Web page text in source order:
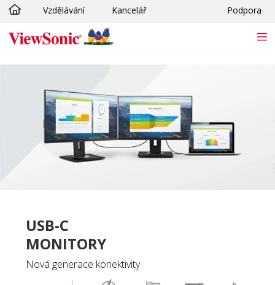
Skip to main content
Vzdělávání Kancelář Podpora
USB-C
MONITORY
Nová generace konektivity